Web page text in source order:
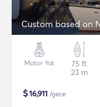
Custom based on
Motor Yat
75 ft
23 m
$16,911 /gece